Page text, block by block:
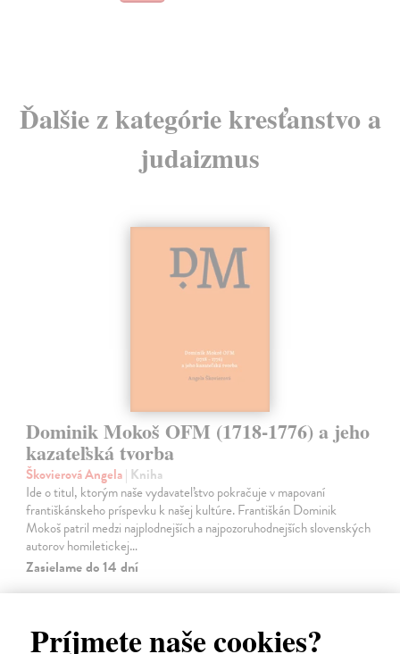
Príjmete naše cookies?
Ďalšie z kategórie kresťanstvo a
judaizmus
Dominik Mokoš OFM (1718-1776) a jeho
kazateľská tvorba
Škovierová Angela| Kniha
Ide o titul, ktorým naše vydavateľstvo pokračuje v mapovaní
františkánskeho príspevku k našej kultúre. Františkán Dominik
Mokoš patril medzi najplodnejších a najpozoruhodnejších slovenských
autorov homiletickej…
Zasielame do 14 dní